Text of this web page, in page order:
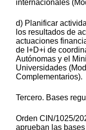
internacionales
d) Planificar
los resultados de
actuaciones
de I+D+i de
Autónomas y el
Universidades
Complementarios).
Tercero. Bases
Orden CIN/1025/
aprueban las